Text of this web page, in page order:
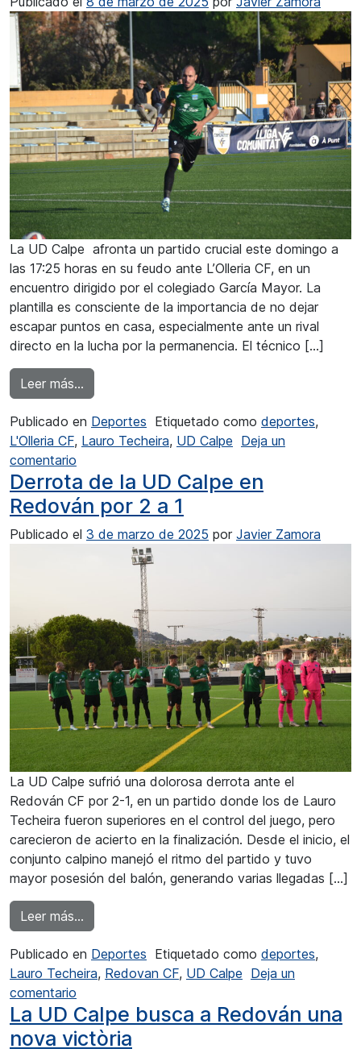
La UD Calpe afronta un partido crucial este domingo a
las 17:25 horas en su feudo ante L’Olleria CF, en un
encuentro dirigido por el colegiado García Mayor. La
plantilla es consciente de la importancia de no dejar
escapar puntos en casa, especialmente ante un rival
directo en la lucha por la permanencia. El técnico […]
Leer más…
Publicado en Deportes Etiquetado como deportes,
L'Olleria CF, Lauro Techeira, UD Calpe Deja un
comentario
Derrota de la UD Calpe en
Redován por 2 a 1
Publicado el 3 de marzo de 2025 por Javier Zamora
La UD Calpe sufrió una dolorosa derrota ante el
Redován CF por 2-1, en un partido donde los de Lauro
Techeira fueron superiores en el control del juego, pero
carecieron de acierto en la finalización. Desde el inicio, el
conjunto calpino manejó el ritmo del partido y tuvo
mayor posesión del balón, generando varias llegadas […]
Leer más…
Publicado en Deportes Etiquetado como deportes,
Lauro Techeira, Redovan CF, UD Calpe Deja un
comentario
La UD Calpe busca a Redován una
nova victòria